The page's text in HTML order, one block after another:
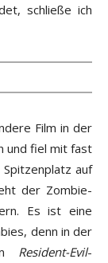
schließe ich
Film in der
und fiel mit fast
auf
der Zombie-
Es ist eine
denn in der
Resident-Evil-